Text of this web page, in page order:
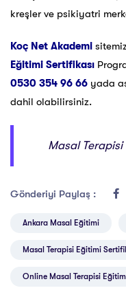
kreşler ve psikiyatri
Koç Net Akademi
Eğitimi Sertifikası
0530 354 96 66 yada
dahil olabilirsiniz.
Masal Terapisi
Gönderiyi Paylaş :
Ankara Masal Eğitimi
Masal Terapisi Eğitimi
Online Masal Terapisi